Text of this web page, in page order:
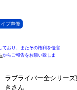
ブ声優
ており、またその権利を侵害
からご報告をお願い致しま
ラブライバー全シリーズ
きさん